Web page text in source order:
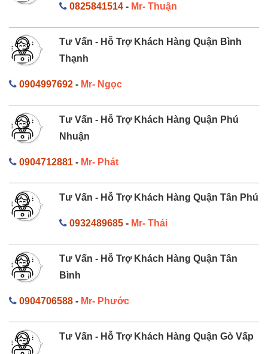
0825841514- Mr- Thuận
Tư Vấn - Hỗ Trợ Khách Hàng Quận Bình
Thạnh
0904997692 - Mr- Ngọc
Tư Vấn - Hỗ Trợ Khách Hàng Quận Phú
Nhuận
0904712881 - Mr- Phát
Tư Vấn - Hỗ Trợ Khách Hàng Quận Tân Phú
0932489685- Mr- Thái
Tư Vấn - Hỗ Trợ Khách Hàng Quận Tân
Bình
0904706588 - Mr- Phước
Tư Vấn - Hỗ Trợ Khách Hàng Quận Gò Vấp